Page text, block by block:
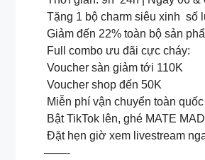
Tặng 1 bộ charm siêu xinh số
Giảm đến 22% toàn bộ sản
Full combo ưu đãi cực cháy:
️ Voucher sàn giảm tới 110K
️ Voucher shop đến 50K
Miễn phí vận chuyển toàn quốc
Bật TikTok lên, ghé MATE
Đặt hẹn giờ xem livestream
——-